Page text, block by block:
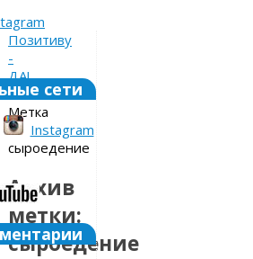
Позитиву
-
ДА!
»
Метка
»
сыроедение
Архив
метки:
сыроедение
сети
Instagram